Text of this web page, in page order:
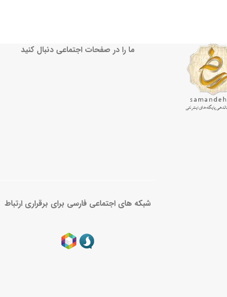
ما را در صفحات اجتماعی دنبال کنید
شبکه های اجتماعی فارسی برای برقراری ارتباط